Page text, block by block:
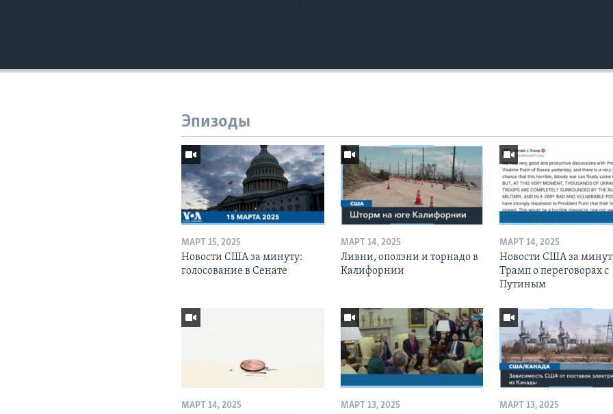
Эпизоды
МАРТ 15, 2025
Новости США за минуту:
голосование в Сенате
МАРТ 14, 2025
Ливни, оползни и торнадо в
Калифорнии
МАРТ 14, 2025
Новости США за
Трамп о переговорах с
Путиным
МАРТ 14, 2025 МАРТ 13, 2025 МАРТ 13, 2025